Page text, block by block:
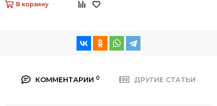
В корзину
КОММЕНТАРИИ 0 ДРУГИЕ СТАТЬИ